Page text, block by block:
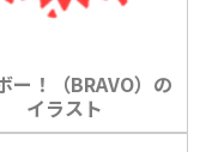
ー！（BRAVO）の
イラスト